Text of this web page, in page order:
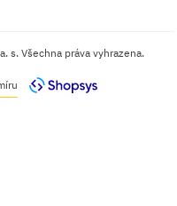
s. Všechna práva vyhrazena.